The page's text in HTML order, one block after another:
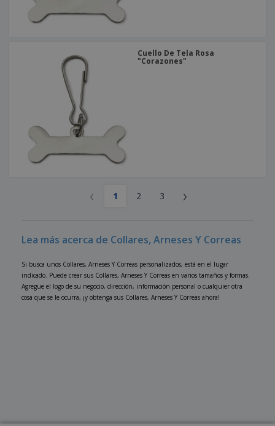
Cuello De Tela Rosa
"Corazones"
‹ 1 2 3 ›
Lea más acerca de Collares, Arneses Y Correas
Si busca unos Collares, Arneses Y Correas personalizados, está en el lugar
indicado. Puede crear sus Collares, Arneses Y Correas en varios tamaños y formas.
Agregue el logo de su negocio, dirección, información personal o cualquier otra
cosa que se le ocurra, ¡y obtenga sus Collares, Arneses Y Correas ahora!